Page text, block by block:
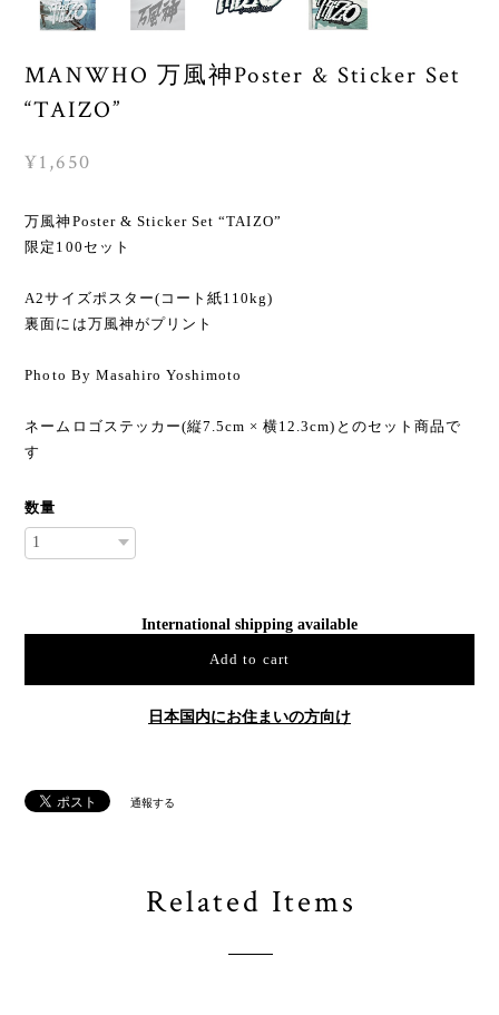
MANWHO 万風神Poster & Sticker Set
“TAIZO”
¥1,650
万風神Poster & Sticker Set “TAIZO”
限定100セット
A2サイズポスター(コート紙110kg)
裏面には万風神がプリント
Photo By Masahiro Yoshimoto
ネームロゴステッカー(縦7.5cm × 横12.3cm)とのセット商品で
す
数量
International shipping available
Add to cart
日本国内にお住まいの方向け
通報する
Related Items